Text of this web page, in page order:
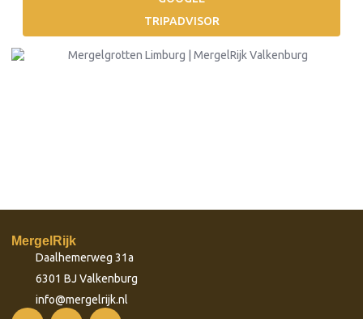
TRIPADVISOR
MergelRijk
Daalhemerweg 31a
6301 BJ Valkenburg
info@mergelrijk.nl